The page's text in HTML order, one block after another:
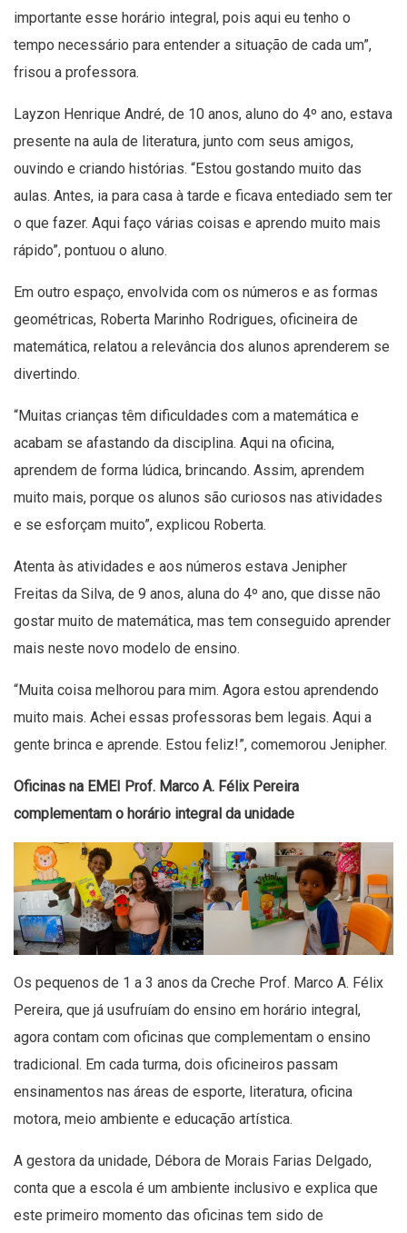
importante esse horário integral, pois aqui eu tenho o
tempo necessário para entender a situação de cada um”,
frisou a professora.
Layzon Henrique André, de 10 anos, aluno do 4º ano, estava
presente na aula de literatura, junto com seus amigos,
ouvindo e criando histórias. “Estou gostando muito das
aulas. Antes, ia para casa à tarde e ficava entediado sem ter
o que fazer. Aqui faço várias coisas e aprendo muito mais
rápido”, pontuou o aluno.
Em outro espaço, envolvida com os números e as formas
geométricas, Roberta Marinho Rodrigues, oficineira de
matemática, relatou a relevância dos alunos aprenderem se
divertindo.
“Muitas crianças têm dificuldades com a matemática e
acabam se afastando da disciplina. Aqui na oficina,
aprendem de forma lúdica, brincando. Assim, aprendem
muito mais, porque os alunos são curiosos nas atividades
e se esforçam muito”, explicou Roberta.
Atenta às atividades e aos números estava Jenipher
Freitas da Silva, de 9 anos, aluna do 4º ano, que disse não
gostar muito de matemática, mas tem conseguido aprender
mais neste novo modelo de ensino.
“Muita coisa melhorou para mim. Agora estou aprendendo
muito mais. Achei essas professoras bem legais. Aqui a
gente brinca e aprende. Estou feliz!”, comemorou Jenipher.
Oficinas na EMEI Prof. Marco A. Félix Pereira
complementam o horário integral da unidade
Os pequenos de 1 a 3 anos da Creche Prof. Marco A. Félix
Pereira, que já usufruíam do ensino em horário integral,
agora contam com oficinas que complementam o ensino
tradicional. Em cada turma, dois oficineiros passam
ensinamentos nas áreas de esporte, literatura, oficina
motora, meio ambiente e educação artística.
A gestora da unidade, Débora de Morais Farias Delgado,
conta que a escola é um ambiente inclusivo e explica que
este primeiro momento das oficinas tem sido de